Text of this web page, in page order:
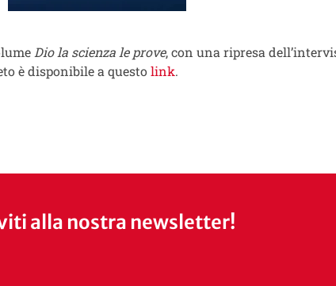
Dio la scienza le prove, con una ripresa
è disponibile a questolink.
alla nostra newsletter!